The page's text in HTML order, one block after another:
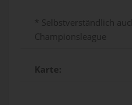
* Selbstverständlich
Championsleague
Karte: